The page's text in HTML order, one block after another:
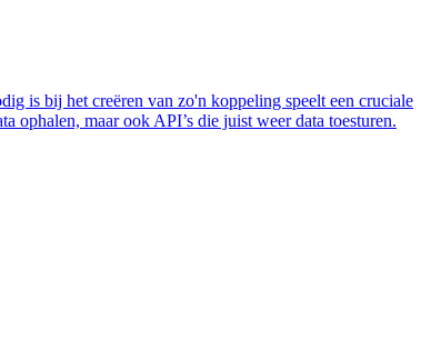
is bij het creëren van zo'n koppeling speelt een cruciale
ophalen, maar ook API’s die juist weer data toesturen.